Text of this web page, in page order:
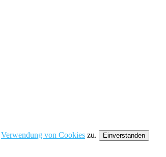
Verwendung von Cookies zu. Einverstanden